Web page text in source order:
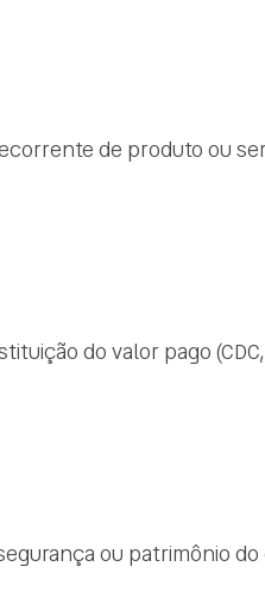
de produto ou
do valor pago
ou patrimônio do